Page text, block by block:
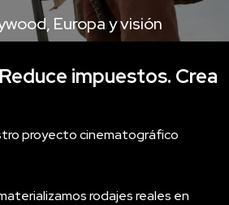
Europa y visión
impuestos. Crea
proyecto cinematográfico
rodajes reales en